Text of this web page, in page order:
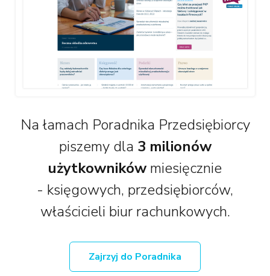
Na łamach Poradnika Przedsiębiorcy
piszemy dla 3 milionów
użytkownikówmiesięcznie
- księgowych, przedsiębiorców,
właścicieli biur rachunkowych.
Zajrzyj do Poradnika